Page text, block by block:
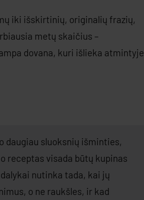
iki išskirtinių, originalių frazių,
metų skaičius –
dovana, kuri išlieka atmintyje
daugiau sluoksnių išminties,
receptas visada būtų kupinas
nutinka tada, kai jų
o ne raukšles, ir kad